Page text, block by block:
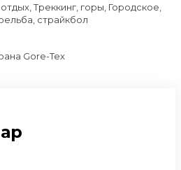
Треккинг, горы, Городское,
страйкбол
Gore-Tex